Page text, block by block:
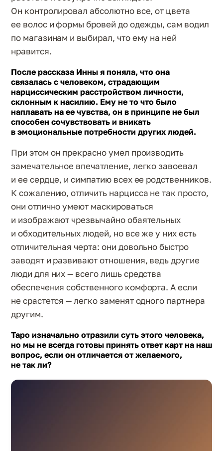
Он контролировал абсолютно все, от цвета
ее волос и формы бровей до одежды, сам водил
по магазинам и выбирал, что ему на ней
нравится.
После рассказа Инны я поняла, что она
связалась с человеком, страдающим
нарциссическим расстройством личности,
склонным к насилию. Ему не то что было
наплавать на ее чувства, он в принципе не был
способен сочувствовать и вникать
в эмоциональные потребности других людей.
При этом он прекрасно умел производить
замечательное впечатление, легко завоевал
и ее сердце, и симпатию всех ее родственников.
К сожалению, отличить нарцисса не так просто,
они отлично умеют маскироваться
и изображают чрезвычайно обаятельных
и обходительных людей, но все же у них есть
отличительная черта: они довольно быстро
заводят и развивают отношения, ведь другие
люди для них — всего лишь средства
обеспечения собственного комфорта. А если
не срастется — легко заменят одного партнера
другим.
Таро изначально отразили суть этого человека,
но мы не всегда готовы принять ответ карт на наш
вопрос, если он отличается от желаемого,
не так ли?